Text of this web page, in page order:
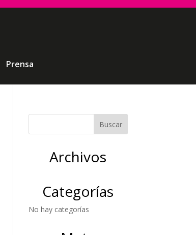
Prensa
Archivos
Categorías
No hay categorías